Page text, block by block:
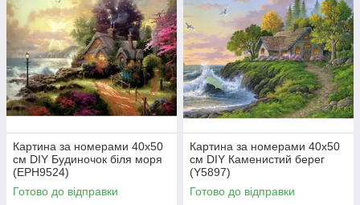
Картина за номерами 40х50
см DIY Будиночок біля моря
(EPH9524)
Готово до відправки
Картина за номерами 40х50
см DIY Каменистий берег
(Y5897)
Готово до відправки